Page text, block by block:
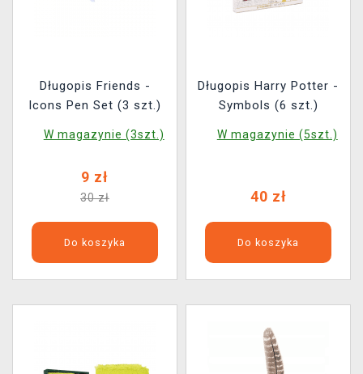
Długopis Friends -
Icons Pen Set (3 szt.)
W magazynie (3szt.)
9 zł
30 zł
Do koszyka
Długopis Harry Potter -
Symbols (6 szt.)
W magazynie (5szt.)
40 zł
Do koszyka